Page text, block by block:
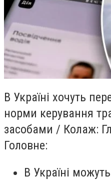
В Україні хочуть
норми керування
засобами / Колаж:
Головне:
В Україні